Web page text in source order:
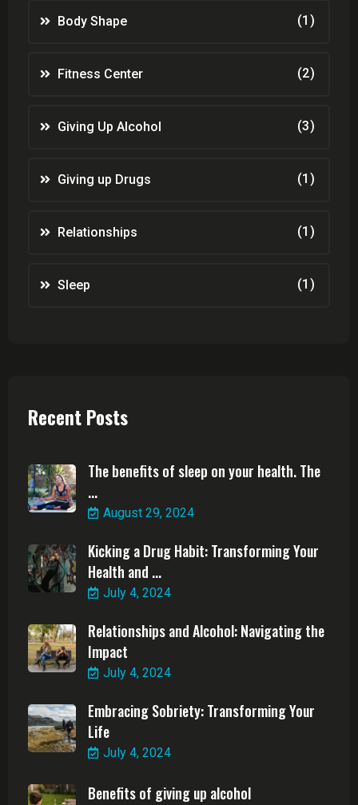
Body Shape (1)
Fitness Center (2)
Giving Up Alcohol (3)
Giving up Drugs (1)
Relationships (1)
Sleep (1)
Recent Posts
The benefits of sleep on your health. The
...
August 29, 2024
Kicking a Drug Habit: Transforming Your
Health and ...
July 4, 2024
Relationships and Alcohol: Navigating the
Impact
July 4, 2024
Embracing Sobriety: Transforming Your
Life
July 4, 2024
Benefits of giving up alcohol